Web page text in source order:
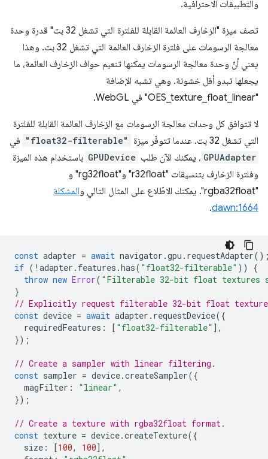
والتطبيقات الاحترافية.
تصف ميزة "الزخارف العائمة القابلة للفلترة التي تشغل 32 بت" قدرة وحدة
معالجة الرسومات على فلترة الزخارف العائمة التي تشغل 32 بت. وهذا
يعني أنّ وحدة معالجة الرسومات يمكنها تنعيم حواف الزخارف العائمة، ما
يجعلها تبدو أقل خشونة. وهي تشبه الإضافة
"OES_texture_float_linear" في WebGL.
لا تتوافق كل وحدات معالجة الرسومات مع الزخارف العائمة القابلة للفلترة
التي تشغل 32 بت. عندما تتوفّر ميزة
"float32-filterable" في
GPUAdapter ، يمكنك الآن طلب GPUDevice باستخدام هذه الميزة
وفلترة الزخارف بتنسيقات "r32float" و"rg32float" و
"rgba32float". يمكنك الاطّلاع على المثال التالي و
المشكلة
dawn:1664
.
const adapter = await navigator .gpu . requestAdapter
if ( ! adapter . features .has( "float32-filterable" ))
{
throw new Error( "Filterable 32-bit float textures
}
// Explicitly request filterable 32-bit float
const device = await adapter . requestDevice({
requiredFeatures : [ "float32-filterable" ],
});
// Create a sampler with linear filtering.
const sampler = device.createSampler({
magFilter : "linear" ,
});
// Create a texture with rgba32float format.
const texture = device.createTexture({
size : [100, 100],